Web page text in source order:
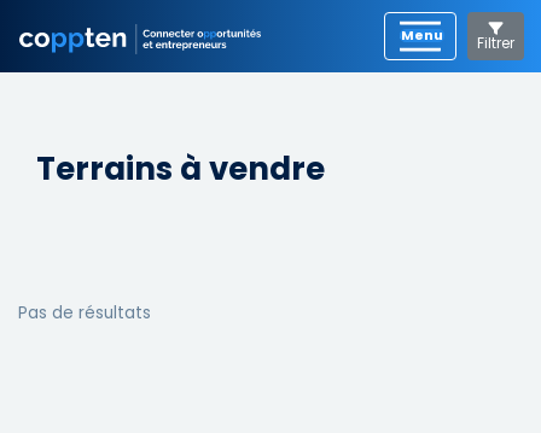
Filtrer
Terrains à vendre
Pas de résultats